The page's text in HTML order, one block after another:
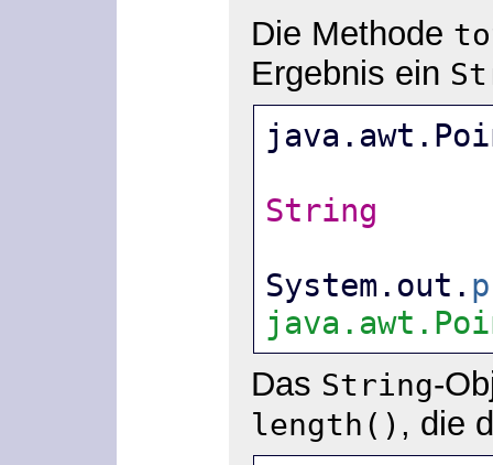
Die Methode
Ergebnis ein
String
System.out.
Das String-
length() , die